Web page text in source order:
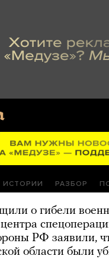
ИСТОРИИ РАЗБОР
о гибели
РФ заявили,
области были